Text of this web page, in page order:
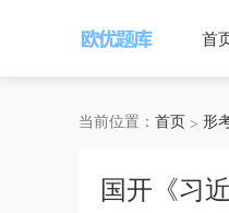
首
当前位置： 首页 形
国开《习